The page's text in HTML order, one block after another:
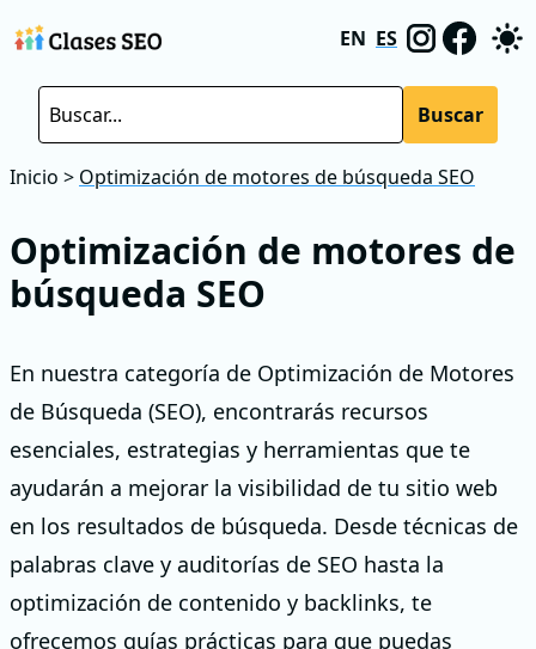
EN ES
Buscar
Inicio > Optimización de motores de búsqueda SEO
Optimización de motores de
búsqueda SEO
En nuestra categoría de Optimización de Motores
de Búsqueda (SEO), encontrarás recursos
esenciales, estrategias y herramientas que te
ayudarán a mejorar la visibilidad de tu sitio web
en los resultados de búsqueda. Desde técnicas de
palabras clave y auditorías de SEO hasta la
optimización de contenido y backlinks, te
ofrecemos guías prácticas para que puedas